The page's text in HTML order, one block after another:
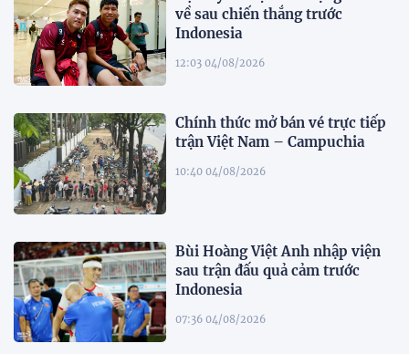
về sau chiến thắng trước
Indonesia
12:03 04/08/2026
Chính thức mở bán vé trực tiếp
trận Việt Nam – Campuchia
10:40 04/08/2026
Bùi Hoàng Việt Anh nhập viện
sau trận đấu quả cảm trước
Indonesia
07:36 04/08/2026